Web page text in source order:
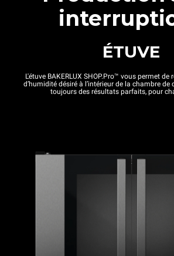
ÉTUVE
L'étuve BAKERLUX SHOP.Pro™ vous permet
d’humidité désiré à l’intérieur de la chambre de
toujours des résultats parfaits, pour